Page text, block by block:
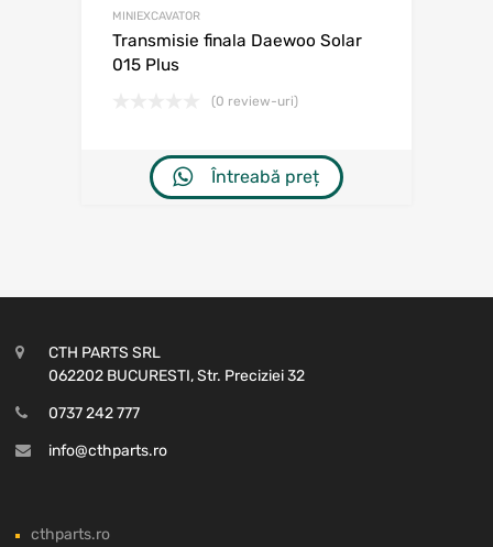
MINIEXCAVATOR
Transmisie finala Daewoo Solar
015 Plus
(0 review-uri)
Întreabă preț
CTH PARTS SRL
062202 BUCURESTI, Str. Preciziei 32
0737 242 777
info@cthparts.ro
cthparts.ro